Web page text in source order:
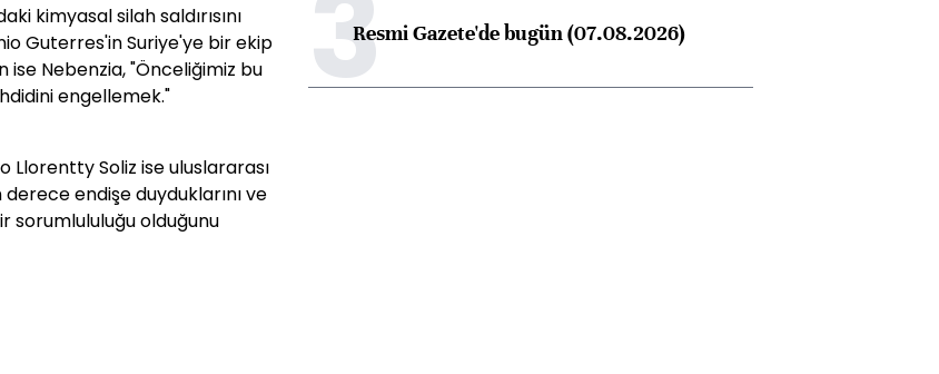
kimyasal silah saldırısını
Guterres'in Suriye'ye bir ekip
ise Nebenzia, "Önceliğimiz bu
engellemek."
Llorentty Soliz ise uluslararası
endişe duyduklarını ve
sorumlululuğu olduğunu
3Resmi Gazete'de bugün (07.08.2026)